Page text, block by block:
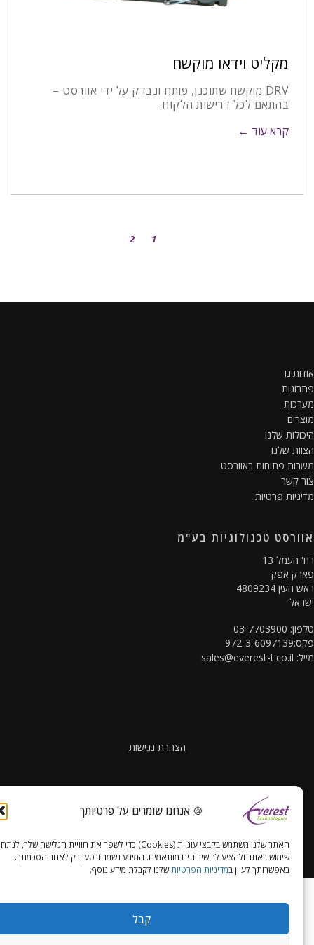
🍪 אנחנו שומרים על פרטיותך
האתר שלנו משתמש בקבצי עוגיות (Cookies) כדי לשפר את חוויית הגלישה שלך, לנתח
שימוש באתר ולהציע לך שירותים מותאמים. המידע נשמר ונטען רק לאחר הסכמתך.
באפשרותך לעיין במדיניות הפרטיותשלנו לקבלת מידע נוסף.
קבל
מקליט וידאו מוקשח
DRV מוקשח שתוכנן, פותח ונבדק על ידי אוורסט –
בהתאם לכל דרישות הלקוח.
קרא עוד ←
שלנו
שלנו
פתוחות באוורסט
קשר
פרטיות
טכנולוגיות בע"מ
13
אפק
4809234
7703900
sales@everest-t.co.il
הצהרת נגישות
Copyright Everest Technologies ltd. 2016. All Rights Reserved.